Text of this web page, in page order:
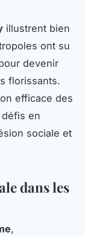
illustrent bien
ont su
devenir
florissants.
efficace des
en
sociale et
dans les
,